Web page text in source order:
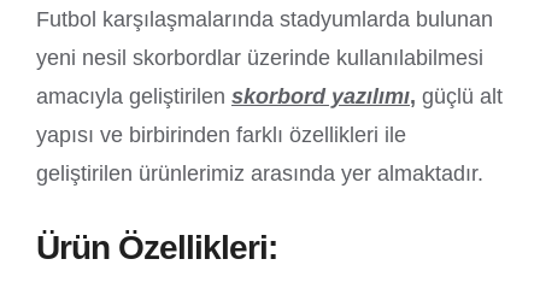
Futbol karşılaşmalarında stadyumlarda bulunan
yeni nesil skorbordlar üzerinde kullanılabilmesi
amacıyla geliştirilen skorbord yazılımı, güçlü alt
yapısı ve birbirinden farklı özellikleri ile
geliştirilen ürünlerimiz arasında yer almaktadır.
Ürün Özellikleri: